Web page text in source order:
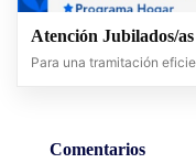
Atención Jubilados/as
Para una tramitación
Comentarios